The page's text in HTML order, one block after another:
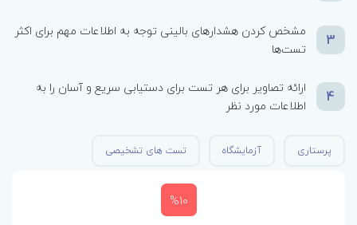
3
مشخص کردن هشدارهای بالینی توجه به اطلاعات مهم برای اکثر
تست‌ها
4
ارائه تصاویر برای هر تست برای دستیابی سریع و آسان را به
اطلاعات مورد نظر
پرستاری آزمایشگاه تست های تشخیصی
%10